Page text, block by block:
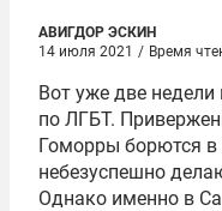
АВИГДОР ЭСКИН
14 июля 2021 / Время
Вот уже две недели
по ЛГБТ.
Гоморры борются в
небезуспешно
Однако именно в